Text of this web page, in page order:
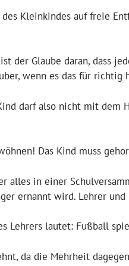
des Kleinkindes auf freie
der Glaube daran, dass
wenn es das für
darf also nicht mit
Das Kind muss
alles in einer
ernannt wird. Lehrer
Lehrers lautet: Fußball
da die Mehrheit